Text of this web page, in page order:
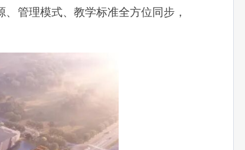
管理模式、教学标准全方位同步，